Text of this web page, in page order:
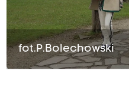
fot.P.Bolechowski